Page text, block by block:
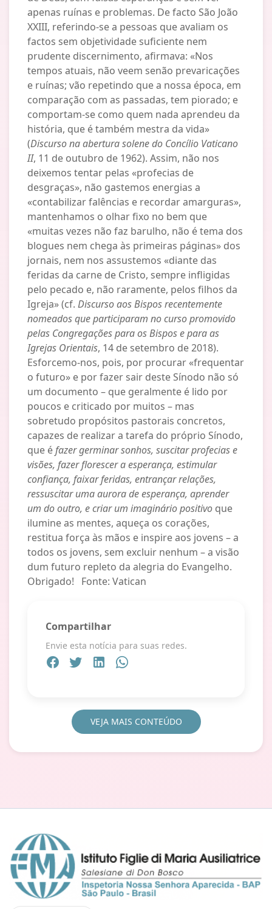
apenas ruínas e problemas. De facto São João
XXIII, referindo-se a pessoas que avaliam os
factos sem objetividade suficiente nem
prudente discernimento, afirmava: «Nos
tempos atuais, não veem senão prevaricações
e ruínas; vão repetindo que a nossa época, em
comparação com as passadas, tem piorado; e
comportam-se como quem nada aprendeu da
história, que é também mestra da vida»
(Discurso na abertura solene do Concílio Vaticano
II, 11 de outubro de 1962). Assim, não nos
deixemos tentar pelas «profecias de
desgraças», não gastemos energias a
«contabilizar falências e recordar amarguras»,
mantenhamos o olhar fixo no bem que
«muitas vezes não faz barulho, não é tema dos
blogues nem chega às primeiras páginas» dos
jornais, nem nos assustemos «diante das
feridas da carne de Cristo, sempre infligidas
pelo pecado e, não raramente, pelos filhos da
Igreja» (cf. Discurso aos Bispos recentemente
nomeados que participaram no curso promovido
pelas Congregações para os Bispos e para as
Igrejas Orientais, 14 de setembro de 2018).
Esforcemo-nos, pois, por procurar «frequentar
o futuro» e por fazer sair deste Sínodo não só
um documento – que geralmente é lido por
poucos e criticado por muitos – mas
sobretudo propósitos pastorais concretos,
capazes de realizar a tarefa do próprio Sínodo,
que éfazer germinar sonhos, suscitar profecias e
visões, fazer florescer a esperança, estimular
confiança, faixar feridas, entrançar relações,
ressuscitar uma aurora de esperança, aprender
um do outro, e criar um imaginário positivo que
ilumine as mentes, aqueça os corações,
restitua força às mãos e inspire aos jovens – a
todos os jovens, sem excluir nenhum – a visão
dum futuro repleto da alegria do Evangelho.
Obrigado! Fonte: Vatican
Compartilhar
Envie esta notícia para suas redes.
VEJA MAIS CONTEÚDO